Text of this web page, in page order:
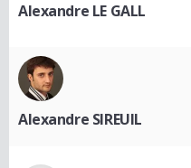
Alexandre LE GALL
Alexandre SIREUIL